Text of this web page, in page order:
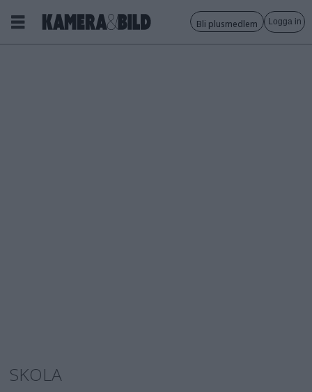
Bli plusmedlem Logga in
SKOLA